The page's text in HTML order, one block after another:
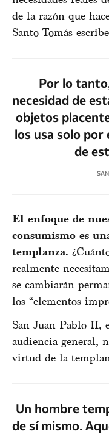
de la razón que
Santo Tomás
Por lo
necesidad de
objetos
los usa solo por
de
El enfoque de
consumismo es
templanza.
realmente
se cambiarán
los “elementos
San Juan Pablo II,
audiencia general,
virtud de la
Un hombre
de sí mismo.